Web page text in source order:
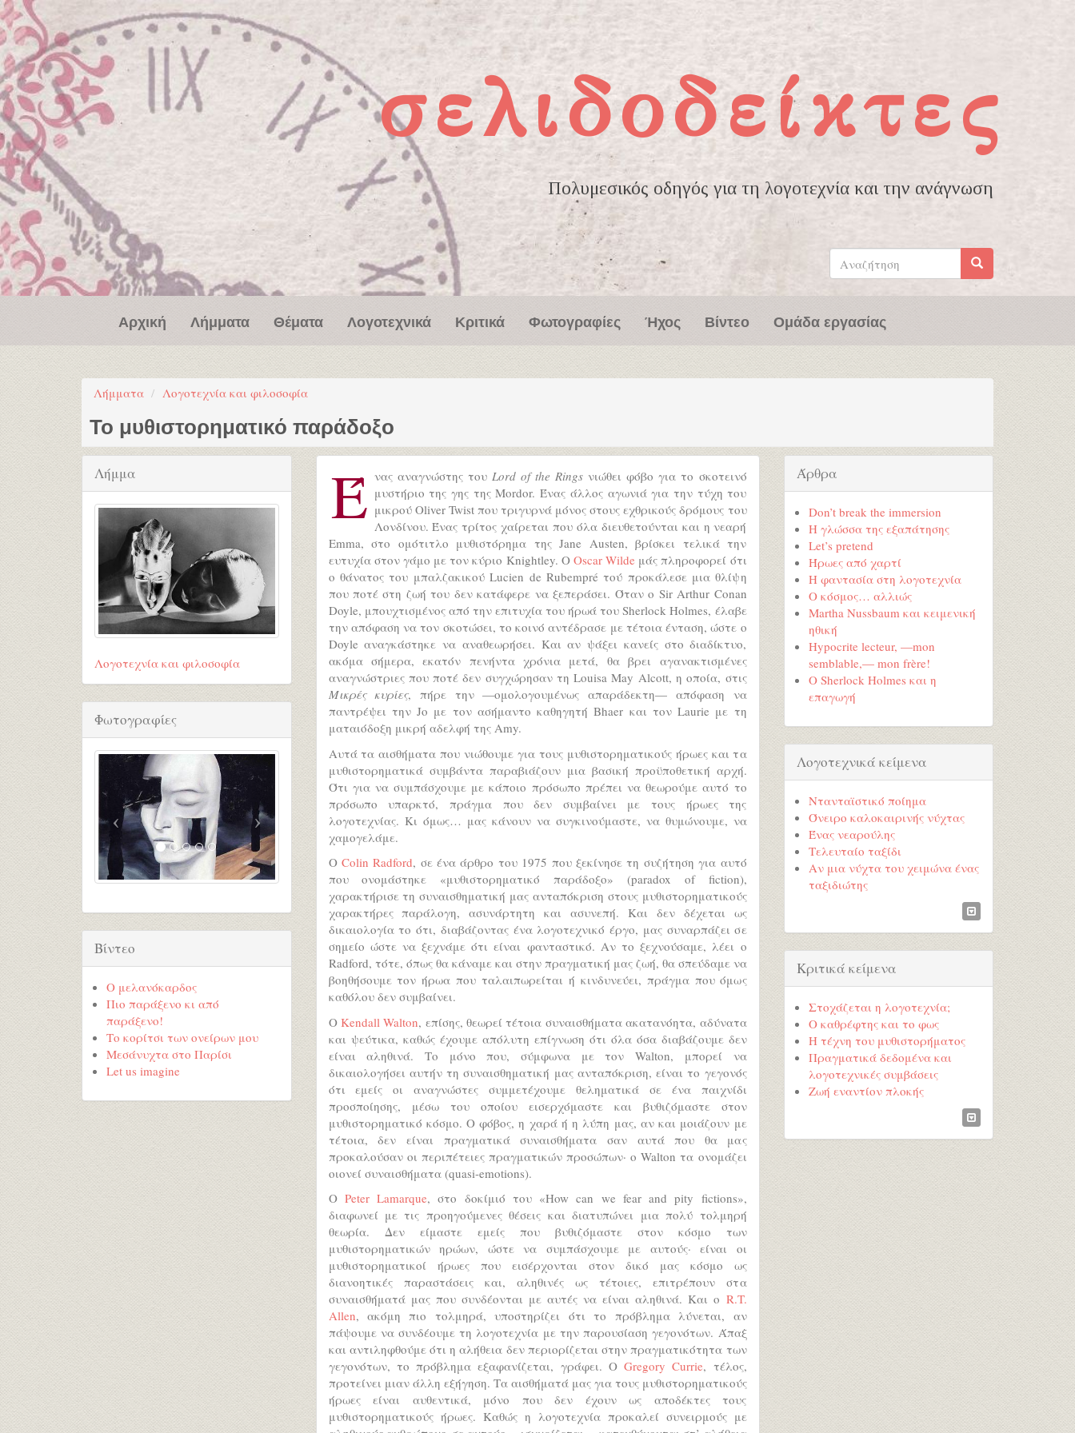
Παράκαμψη προς το κυρίως περιεχόμενο
σελιδοδείκτες
Πολυμεσικός οδηγός για τη λογοτεχνία και την ανάγνωση
Φόρμα
αναζήτησης
Αναζήτηση
Αρχική Λήμματα Θέματα Λογοτεχνικά Κριτικά Φωτογραφίες Ήχος Βίντεο Ομάδα εργασίας
Λήμματα Λογοτεχνία και φιλοσοφία
Το μυθιστορηματικό παράδοξο
Έ νας αναγνώστης του Lord of the Rings νιώθει φόβο για το σκοτεινό
μυστήριο της γης της Mordor. Ένας άλλος αγωνιά για την τύχη του
μικρού Oliver Twist που τριγυρνά μόνος στους εχθρικούς δρόμους του
Λονδίνου. Ένας τρίτος χαίρεται που όλα διευθετούνται και η νεαρή
Emma, στο ομότιτλο μυθιστόρημα της Jane Austen, βρίσκει τελικά την
ευτυχία στον γάμο με τον κύριο Knightley. Ο Oscar Wilde μάς πληροφορεί ότι
ο θάνατος του μπαλζακικού Lucien de Rubempré τού προκάλεσε μια θλίψη
που ποτέ στη ζωή του δεν κατάφερε να ξεπεράσει. Όταν ο Sir Arthur Conan
Doyle, μπουχτισμένος από την επιτυχία του ήρωά του Sherlock Holmes, έλαβε
την απόφαση να τον σκοτώσει, το κοινό αντέδρασε με τέτοια ένταση, ώστε ο
Doyle αναγκάστηκε να αναθεωρήσει. Και αν ψάξει κανείς στο διαδίκτυο,
ακόμα σήμερα, εκατόν πενήντα χρόνια μετά, θα βρει αγανακτισμένες
αναγνώστριες που ποτέ δεν συγχώρησαν τη Louisa May Alcott, η οποία, στις
Μικρές κυρίες, πήρε την —ομολογουμένως απαράδεκτη— απόφαση να
παντρέψει την Jo με τον ασήμαντο καθηγητή Bhaer και τον Laurie με τη
ματαιόδοξη μικρή αδελφή της Amy.
Αυτά τα αισθήματα που νιώθουμε για τους μυθιστορηματικούς ήρωες και τα
μυθιστορηματικά συμβάντα παραβιάζουν μια βασική προϋποθετική αρχή.
Ότι για να συμπάσχουμε με κάποιο πρόσωπο πρέπει να θεωρούμε αυτό το
πρόσωπο υπαρκτό, πράγμα που δεν συμβαίνει με τους ήρωες της
λογοτεχνίας. Κι όμως… μας κάνουν να συγκινούμαστε, να θυμώνουμε, να
χαμογελάμε.
Ο Colin Radford, σε ένα άρθρο του 1975 που ξεκίνησε τη συζήτηση για αυτό
που ονομάστηκε «μυθιστορηματικό παράδοξο» (paradox of fiction),
χαρακτήρισε τη συναισθηματική μας ανταπόκριση στους μυθιστορηματικούς
χαρακτήρες παράλογη, ασυνάρτητη και ασυνεπή. Και δεν δέχεται ως
δικαιολογία το ότι, διαβάζοντας ένα λογοτεχνικό έργο, μας συναρπάζει σε
σημείο ώστε να ξεχνάμε ότι είναι φανταστικό. Αν το ξεχνούσαμε, λέει ο
Radford, τότε, όπως θα κάναμε και στην πραγματική μας ζωή, θα σπεύδαμε να
βοηθήσουμε τον ήρωα που ταλαιπωρείται ή κινδυνεύει, πράγμα που όμως
καθόλου δεν συμβαίνει.
O Kendall Walton, επίσης, θεωρεί τέτοια συναισθήματα ακατανόητα, αδύνατα
και ψεύτικα, καθώς έχουμε απόλυτη επίγνωση ότι όλα όσα διαβάζουμε δεν
είναι αληθινά. Το μόνο που, σύμφωνα με τον Walton, μπορεί να
δικαιολογήσει αυτήν τη συναισθηματική μας ανταπόκριση, είναι το γεγονός
ότι εμείς οι αναγνώστες συμμετέχουμε θεληματικά σε ένα παιχνίδι
προσποίησης, μέσω του οποίου εισερχόμαστε και βυθιζόμαστε στον
μυθιστορηματικό κόσμο. Ο φόβος, η χαρά ή η λύπη μας, αν και μοιάζουν με
τέτοια, δεν είναι πραγματικά συναισθήματα σαν αυτά που θα μας
προκαλούσαν οι περιπέτειες πραγματικών προσώπων· ο Walton τα ονομάζει
οιονεί συναισθήματα (quasi-emotions).
Ο Peter Lamarque, στο δοκίμιό του «How can we fear and pity fictions»,
διαφωνεί με τις προηγούμενες θέσεις και διατυπώνει μια πολύ τολμηρή
θεωρία. Δεν είμαστε εμείς που βυθιζόμαστε στον κόσμο των
μυθιστορηματικών ηρώων, ώστε να συμπάσχουμε με αυτούς· είναι οι
μυθιστορηματικοί ήρωες που εισέρχονται στον δικό μας κόσμο ως
διανοητικές παραστάσεις και, αληθινές ως τέτοιες, επιτρέπουν στα
συναισθήματά μας που συνδέονται με αυτές να είναι αληθινά. Και ο R.T.
Allen, ακόμη πιο τολμηρά, υποστηρίζει ότι το πρόβλημα λύνεται, αν
πάψουμε να συνδέουμε τη λογοτεχνία με την παρουσίαση γεγονότων. Άπαξ
και αντιληφθούμε ότι η αλήθεια δεν περιορίζεται στην πραγματικότητα των
γεγονότων, το πρόβλημα εξαφανίζεται, γράφει. Ο Gregory Currie, τέλος,
προτείνει μιαν άλλη εξήγηση. Τα αισθήματά μας για τους μυθιστορηματικούς
ήρωες είναι αυθεντικά, μόνο που δεν έχουν ως αποδέκτες τους
μυθιστορηματικούς ήρωες. Καθώς η λογοτεχνία προκαλεί συνειρμούς με
Λήμμα
Λογοτεχνία και φιλοσοφία
Φωτογραφίες
Βίντεο
Ο μελανόκαρδος
Πιο παράξενο κι από
παράξενο!
Το κορίτσι των ονείρων μου
Μεσάνυχτα στο Παρίσι
Let us imagine
Άρθρα
Don’t break the immersion
Η γλώσσα της εξαπάτησης
Let’s pretend
Ήρωες από χαρτί
Η φαντασία στη λογοτεχνία
Ο κόσμος… αλλιώς
Martha Nussbaum και κειμενική
ηθική
Hypocrite lecteur, —mon
semblable,— mon frère!
Ο Sherlock Holmes και η
επαγωγή
Λογοτεχνικά κείμενα
Ντανταϊστικό ποίημα
Όνειρο καλοκαιρινής νύχτας
Ένας νεαρούλης
Τελευταίο ταξίδι
Αν μια νύχτα του χειμώνα ένας
ταξιδιώτης
Κριτικά κείμενα
Στοχάζεται η λογοτεχνία;
Ο καθρέφτης και το φως
Η τέχνη του μυθιστορήματος
Πραγματικά δεδομένα και
λογοτεχνικές συμβάσεις
Ζωή εναντίον πλοκής